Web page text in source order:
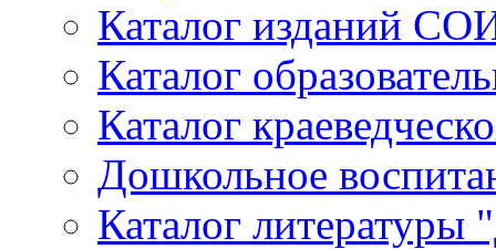
Каталог изданий
Каталог
Каталог
Дошкольное
Каталог литературы